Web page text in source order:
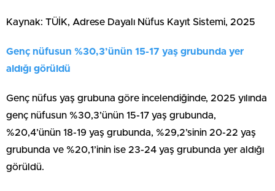
Kaynak: TÜİK, Adrese Dayalı Nüfus Kayıt Sistemi, 2025
Genç nüfusun %30,3’ünün 15-17 yaş grubunda yer
aldığı görüldü
Genç nüfus yaş grubuna göre incelendiğinde, 2025 yılında
genç nüfusun %30,3’ünün 15-17 yaş grubunda,
%20,4’ünün 18-19 yaş grubunda, %29,2’sinin 20-22 yaş
grubunda ve %20,1’inin ise 23-24 yaş grubunda yer aldığı
görüldü.